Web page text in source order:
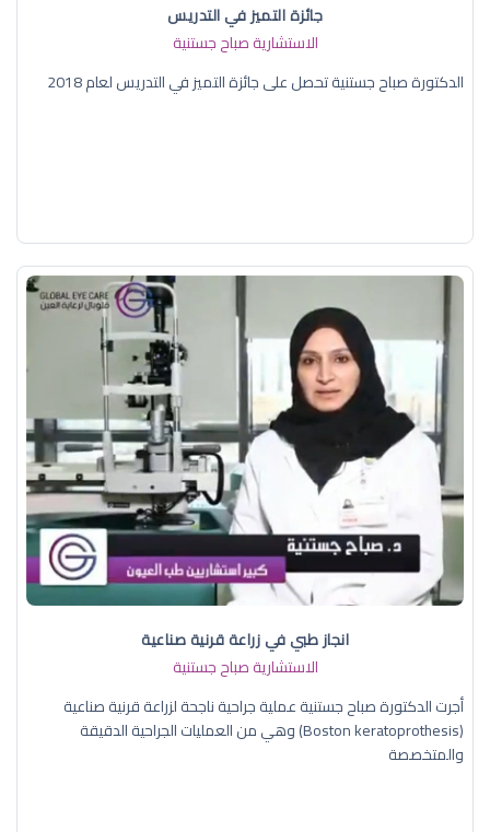
جائزة التميز في التدريس
الاستشارية صباح جستنية
الدكتورة صباح جستنية تحصل على جائزة التميز في التدريس لعام 2018
انجاز طبي في زراعة قرنية صناعية
الاستشارية صباح جستنية
أجرت الدكتورة صباح جستنية عملية جراحية ناجحة لزراعة قرنية صناعية
(Boston keratoprothesis) وهي من العمليات الجراحية الدقيقة
والمتخصصة